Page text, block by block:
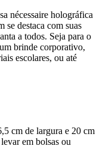
nécessaire holográfica
se destaca com suas
a todos. Seja para o
brinde corporativo,
escolares, ou até
cm de largura e 20 cm
em bolsas ou